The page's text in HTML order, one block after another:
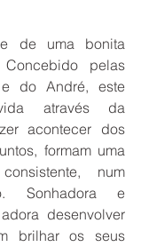
de uma bonita
pelas
do André, este
através da
acontecer dos
formam uma
num
Sonhadora e
desenvolver
brilhar os seus